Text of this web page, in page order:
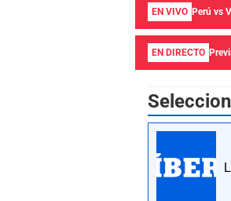
EN VIVO Perú vs
EN DIRECTO